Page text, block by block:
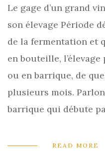
Le gage d’un grand
son élevage Période
de la fermentation et
en bouteille,
ou en barrique, de
plusieurs mois.
barrique qui débute
READ MORE